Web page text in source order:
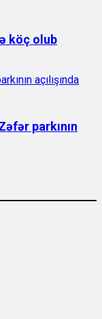
köç olub
parkının